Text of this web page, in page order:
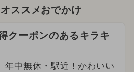
ススメおでかけ
クーポンのあるキラキ
年中無休・駅近！かわいい